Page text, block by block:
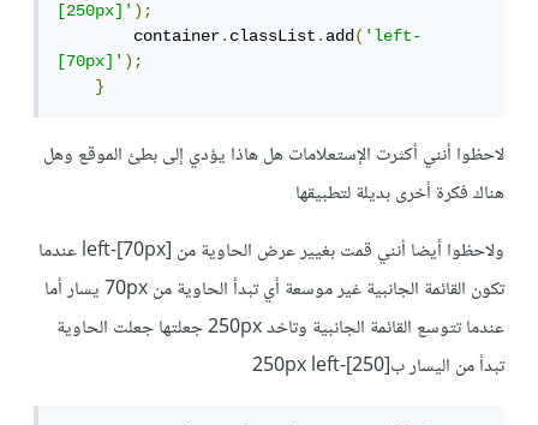
[250px]');
        container
.classList.add('left-
[70px]');
}
لاحظوا أنني أكثرت الإستعلامات هل هاذا يؤدي إلى بطئ الموقع وهل
هناك فكرة أخرى بديلة لتطبيقها
ولاحظوا أيضا أنني قمت بغيير عرض الحاوية من left-[70px] عندما
تكون القائمة الجانبية غير موسعة أي تبدأ الحاوية من 70px يسار أما
عندما تتوسع القائمة الجانبية وتاخد 250px جعلتها جعلت الحاوية
تبدأ من اليسار ب250px left-[250]